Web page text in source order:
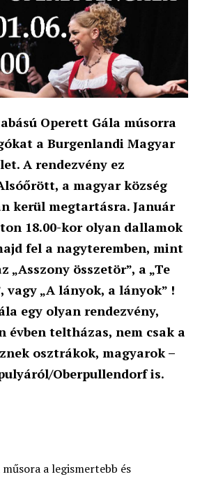
Operett Gála músorra
a Burgenlandi Magyar
A rendezvény ez
a magyar község
kerül megtartásra. Január
18.00-kor olyan dallamok
fel a nagyteremben, mint
„Asszony összetör”, a „Te
vagy „A lányok, a lányok” !
egy olyan rendezvény,
évben teltházas, nem csak a
osztrákok, magyarok –
Oberpullendorf is.
a legismertebb és